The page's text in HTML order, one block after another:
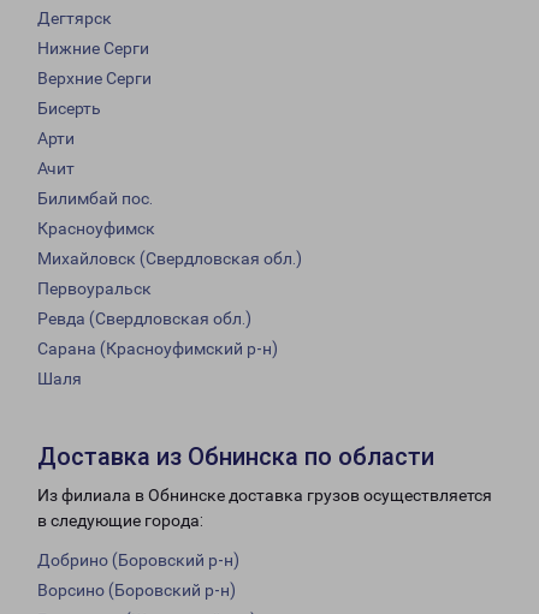
Дегтярск
Нижние Серги
Верхние Серги
Бисерть
Арти
Ачит
Билимбай пос.
Красноуфимск
Михайловск (Свердловская обл.)
Первоуральск
Ревда (Свердловская обл.)
Сарана (Красноуфимский р-н)
Шаля
Доставка из Обнинска по области
Из филиала в Обнинске доставка грузов осуществляется
в следующие города:
Добрино (Боровский р-н)
Ворсино (Боровский р-н)